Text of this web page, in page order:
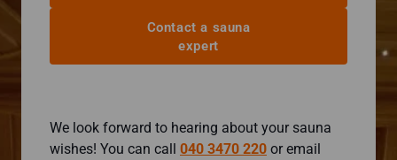
Contact a sauna
expert
We look forward to hearing about your sauna
wishes! You can call 040 3470 220 or email